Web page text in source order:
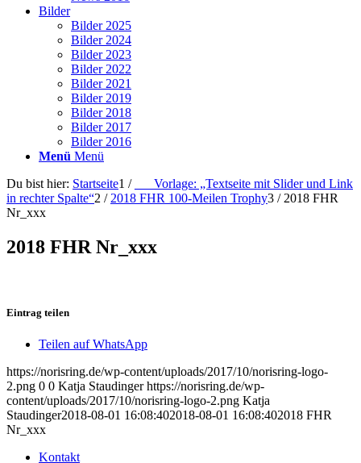
Bilder
Bilder 2025
Bilder 2024
Bilder 2023
Bilder 2022
Bilder 2021
Bilder 2019
Bilder 2018
Bilder 2017
Bilder 2016
Menü Menü
Du bist hier: Startseite1 /
___Vorlage: „Textseite mit Slider und Link
in rechter Spalte“2 / 2018 FHR 100-Meilen Trophy3 / 2018 FHR
Nr_xxx
2018 FHR Nr_xxx
Eintrag teilen
Teilen auf WhatsApp
https://norisring.de/wp-content/uploads/2017/10/norisring-logo-
2.png 0 0 Katja Staudinger https://norisring.de/wp-
content/uploads/2017/10/norisring-logo-2.png Katja
Staudinger2018-08-01 16:08:402018-08-01 16:08:402018 FHR
Nr_xxx
Kontakt